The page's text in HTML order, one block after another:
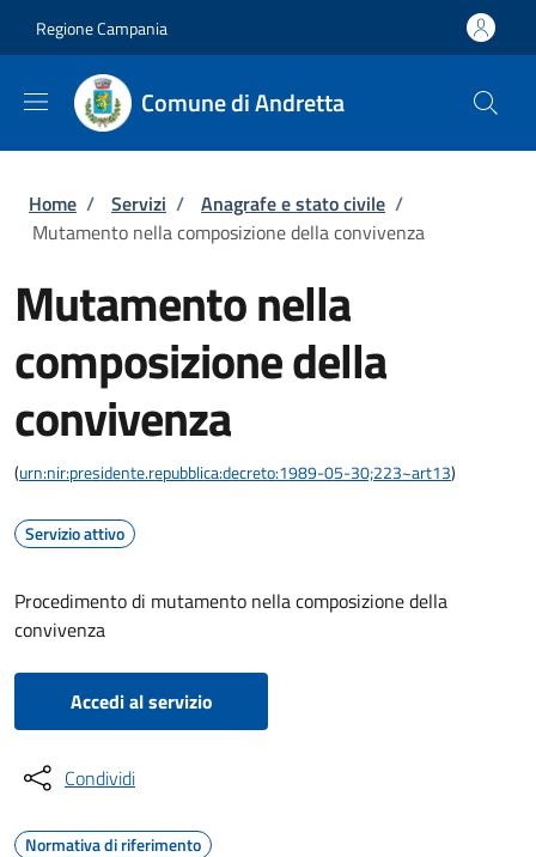
Regione Campania
Comune di Andretta
Briciole di pane
Home / Servizi / Anagrafe e stato civile /
Mutamento nella composizione della convivenza
Mutamento nella
composizione della
convivenza
(urn:nir:presidente.repubblica:decreto:1989-05-30;223~art13)
Servizio attivo
Procedimento di mutamento nella composizione della
convivenza
Accedi al servizio
Condividi
Normativa di riferimento